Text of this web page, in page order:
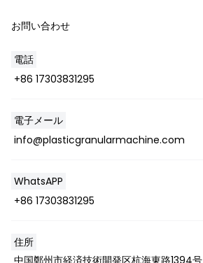
お問い合わせ
電話
+86 17303831295
電子メール
info@plasticgranularmachine.com
WhatsAPP
+86 17303831295
住所
中国鄭州市経済技術開発区杭海東路1394号